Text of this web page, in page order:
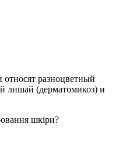
разноцветный
лишай (дерматомикоз) и
шкіри?